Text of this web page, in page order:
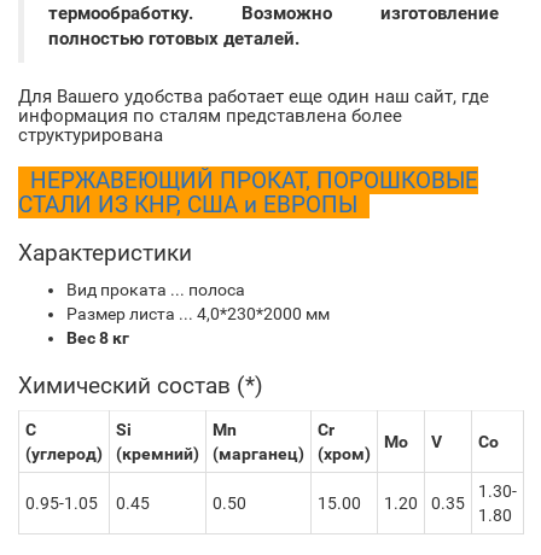
термообработку. Возможно изготовление
полностью готовых деталей.
Для Вашего удобства работает еще один наш сайт, где
информация по сталям представлена более
структурирована
НЕРЖАВЕЮЩИЙ ПРОКАТ, ПОРОШКОВЫЕ
СТАЛИ ИЗ КНР, США и ЕВРОПЫ
Характеристики
Вид проката ... полоса
Размер листа ... 4,0*230*2000 мм
Вес 8 кг
Химический состав (*)
C
(углерод)
Si
(кремний)
Mn
(марганец)
Cr
(хром)
Mo V Co
0.95-1.05 0.45 0.50 15.00 1.20 0.35
1.30-
1.80